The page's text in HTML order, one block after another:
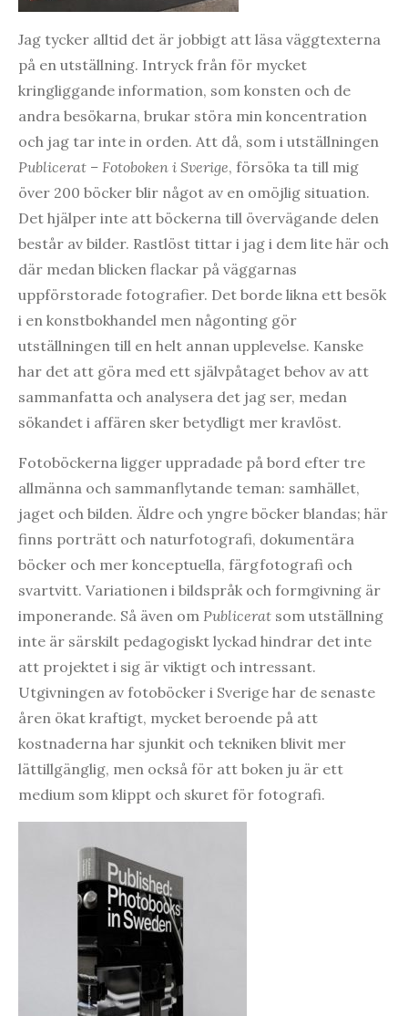
Jag tycker alltid det är jobbigt att läsa väggtexterna
på en utställning. Intryck från för mycket
kringliggande information, som konsten och de
andra besökarna, brukar störa min koncentration
och jag tar inte in orden. Att då, som i utställningen
Publicerat – Fotoboken i Sverige, försöka ta till mig
över 200 böcker blir något av en omöjlig situation.
Det hjälper inte att böckerna till övervägande delen
består av bilder. Rastlöst tittar i jag i dem lite här och
där medan blicken flackar på väggarnas
uppförstorade fotografier. Det borde likna ett besök
i en konstbokhandel men någonting gör
utställningen till en helt annan upplevelse. Kanske
har det att göra med ett självpåtaget behov av att
sammanfatta och analysera det jag ser, medan
sökandet i affären sker betydligt mer kravlöst.
Fotoböckerna ligger uppradade på bord efter tre
allmänna och sammanflytande teman: samhället,
jaget och bilden. Äldre och yngre böcker blandas; här
finns porträtt och naturfotografi, dokumentära
böcker och mer konceptuella, färgfotografi och
svartvitt. Variationen i bildspråk och formgivning är
imponerande. Så även om Publicerat som utställning
inte är särskilt pedagogiskt lyckad hindrar det inte
att projektet i sig är viktigt och intressant.
Utgivningen av fotoböcker i Sverige har de senaste
åren ökat kraftigt, mycket beroende på att
kostnaderna har sjunkit och tekniken blivit mer
lättillgänglig, men också för att boken ju är ett
medium som klippt och skuret för fotografi.